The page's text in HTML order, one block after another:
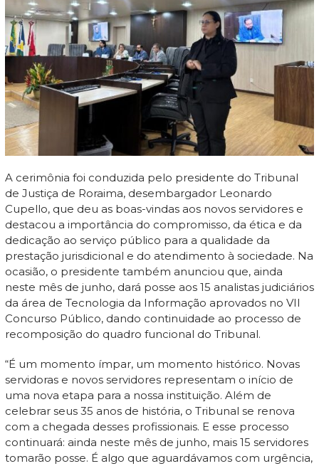
A cerimônia foi conduzida pelo presidente do Tribunal
de Justiça de Roraima, desembargador Leonardo
Cupello, que deu as boas-vindas aos novos servidores e
destacou a importância do compromisso, da ética e da
dedicação ao serviço público para a qualidade da
prestação jurisdicional e do atendimento à sociedade. Na
ocasião, o presidente também anunciou que, ainda
neste mês de junho, dará posse aos 15 analistas judiciários
da área de Tecnologia da Informação aprovados no VII
Concurso Público, dando continuidade ao processo de
recomposição do quadro funcional do Tribunal.
“É um momento ímpar, um momento histórico. Novas
servidoras e novos servidores representam o início de
uma nova etapa para a nossa instituição. Além de
celebrar seus 35 anos de história, o Tribunal se renova
com a chegada desses profissionais. E esse processo
continuará: ainda neste mês de junho, mais 15 servidores
tomarão posse. É algo que aguardávamos com urgência,